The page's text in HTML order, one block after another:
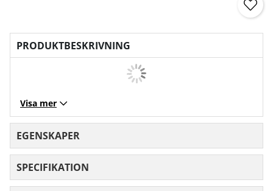
PRODUKTBESKRIVNING
Visa mer
EGENSKAPER
SPECIFIKATION